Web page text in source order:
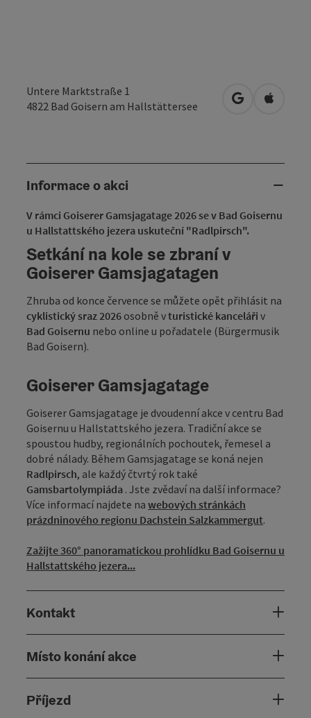
Untere Marktstraße 1
4822 Bad Goisern am Hallstättersee Otevřít vOtevřít
Informace o akci
V rámci Goiserer Gamsjagatage 2026 se v Bad Goisernu
u Hallstattského jezera uskuteční "Radlpirsch".
Setkání na kole se zbraní v
Goiserer Gamsjagatagen
Zhruba od konce července se můžete opět přihlásit na
cyklistický sraz 2026 osobně vturistické kanceláři v
Bad Goisernu nebo online u pořadatele (Bürgermusik
Bad Goisern).
Goiserer Gamsjagatage
Goiserer Gamsjagatage je dvoudenní akce v centru Bad
Goisernu u Hallstattského jezera. Tradiční akce se
spoustou hudby, regionálních pochoutek, řemesel a
dobré nálady. Během Gamsjagatage se koná nejen
Radlpirsch, ale každý čtvrtý rok také
Gamsbartolympiáda . Jste zvědaví na další informace?
Více informací najdete na webových stránkách
prázdninového regionu Dachstein Salzkammergut.
Zažijte 360° panoramatickou prohlídku Bad Goisernu u
Hallstattského jezera...
Kontakt
Místo konání akce
Příjezd